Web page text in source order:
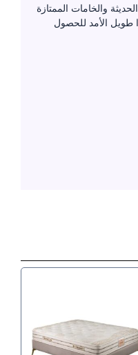
والخامات الممتازة
طويل الأمد للحصول
خلال
⁦12.100,00 EGP⁩
الأشكال
المختلفة